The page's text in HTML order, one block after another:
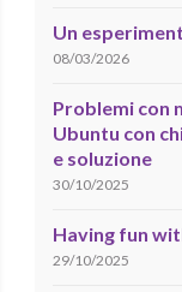
Un
08/03/2026
Problemi con
Ubuntu con
e soluzione
30/10/2025
Having fun
29/10/2025